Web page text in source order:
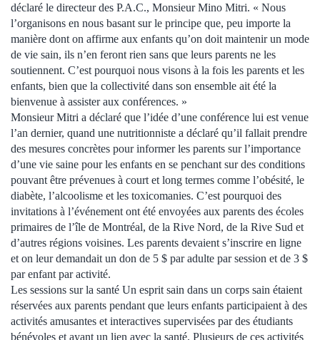
déclaré le directeur des P.A.C., Monsieur Mino Mitri. « Nous
l’organisons en nous basant sur le principe que, peu importe la
manière dont on affirme aux enfants qu’on doit maintenir un mode
de vie sain, ils n’en feront rien sans que leurs parents ne les
soutiennent. C’est pourquoi nous visons à la fois les parents et les
enfants, bien que la collectivité dans son ensemble ait été la
bienvenue à assister aux conférences. »
Monsieur Mitri a déclaré que l’idée d’une conférence lui est venue
l’an dernier, quand une nutritionniste a déclaré qu’il fallait prendre
des mesures concrètes pour informer les parents sur l’importance
d’une vie saine pour les enfants en se penchant sur des conditions
pouvant être prévenues à court et long termes comme l’obésité, le
diabète, l’alcoolisme et les toxicomanies. C’est pourquoi des
invitations à l’événement ont été envoyées aux parents des écoles
primaires de l’île de Montréal, de la Rive Nord, de la Rive Sud et
d’autres régions voisines. Les parents devaient s’inscrire en ligne
et on leur demandait un don de 5 $ par adulte par session et de 3 $
par enfant par activité.
Les sessions sur la santé Un esprit sain dans un corps sain étaient
réservées aux parents pendant que leurs enfants participaient à des
activités amusantes et interactives supervisées par des étudiants
bénévoles et ayant un lien avec la santé. Plusieurs de ces activités